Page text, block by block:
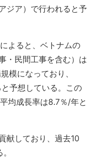
ジア）で行われると予
よると、ベトナムの
・民間工事を含む）は
模になっており、
予想している。この
均成長率は8.7％/年と
献しており、過去10